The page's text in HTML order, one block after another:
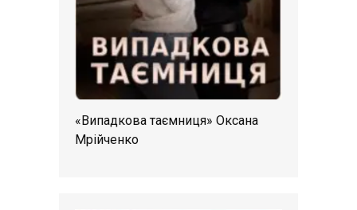
«Випадкова таємниця» Оксана
Мрійченко